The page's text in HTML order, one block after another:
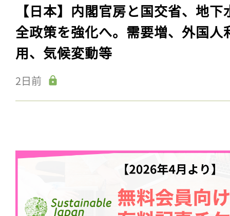
【日本】内閣官房と国交省、地下
全政策を強化へ。需要増、外国人
用、気候変動等
2日前